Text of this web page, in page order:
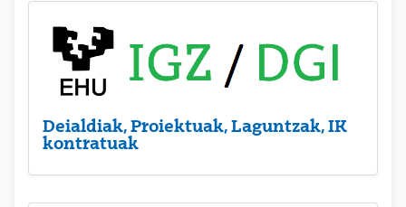
Deialdiak, Proiektuak, Laguntzak, IK
kontratuak